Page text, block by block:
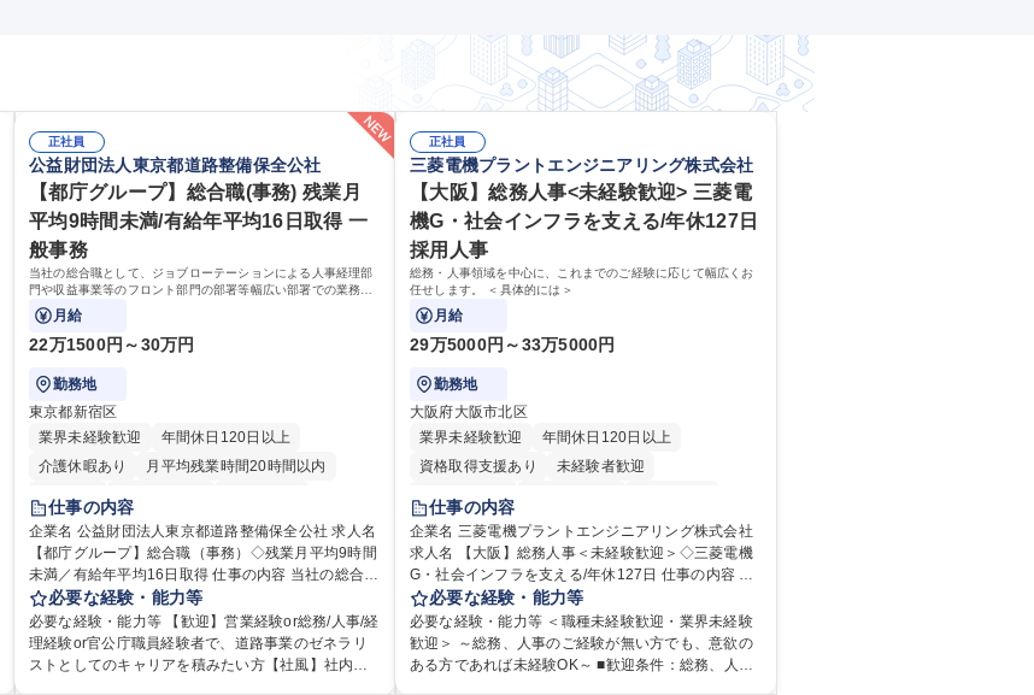
正社員
公益財団法人東京都道路整備保全公社
【都庁グループ】総合職(事務) 残業月
平均9時間未満/有給年平均16日取得 一
般事務
当社の総合職として、ジョブローテーションによる人事経理部
門や収益事業等のフロント部門の部署等幅広い部署での業務を
お任せいたします。研修制度やキャリア支援が充実しておりま
す！ ※下記業務詳細
月給
22万1500円～30万円
勤務地
東京都新宿区
業界未経験歓迎
年間休日120日以上
介護休暇あり
月平均残業時間20時間以内
転勤なし
住宅手当あり
研修あり
退職金あり
賞与あり
完全週休2日制
交通費支給
駅近5分以内
資格取得手当あり
食事補助あり
仕事の内容
企業名 公益財団法人東京都道路整備保全公社 求人名
【都庁グループ】総合職（事務）◇残業月平均9時間
未満／有給年平均16日取得 仕事の内容 当社の総合職
として、ジョブローテーションによる人事経理部門
や収益事業等のフロント部門の部署等幅広い部署で
の業務をお任せいたします。研修制度やキャリア支
援が充実しております！ ※下記業務詳細 【業務詳
必要な経験・能力等
必要な経験・能力等 【歓迎】営業経験or総務/人事/経
理経験or官公庁職員経験者で、道路事業のゼネラリ
ストとしてのキャリアを積みたい方【社風】社内関
正社員
三菱電機プラントエンジニアリング株式会社
【大阪】総務人事<未経験歓迎> 三菱電
機G・社会インフラを支える/年休127日
採用人事
総務・人事領域を中心に、これまでのご経験に応じて幅広くお
任せします。 ＜具体的には＞
月給
29万5000円～33万5000円
勤務地
大阪府大阪市北区
業界未経験歓迎
年間休日120日以上
資格取得支援あり
未経験者歓迎
住宅手当あり
退職金あり
在宅OK
賞与あり
完全週休2日制
交通費支給
駅近5分以内
土日祝休み
服装自由
寮・社宅あり
食事補助あり
仕事の内容
企業名 三菱電機プラントエンジニアリング株式会社
求人名 【大阪】総務人事＜未経験歓迎＞◇三菱電機
G・社会インフラを支える/年休127日 仕事の内容 総
務・人事領域を中心に、これまでのご経験に応じて
幅広くお任せします。 ＜具体的には＞ ・総務/人事労
務（給与・社保・勤怠管理など） ・採用・教育研修
・福利厚生運用 など ※基本的には事務所勤務です
必要な経験・能力等
必要な経験・能力等 ＜職種未経験歓迎・業界未経験
歓迎＞ ～総務、人事のご経験が無い方でも、意欲の
ある方であれば未経験OK～ ■歓迎条件：総務、人事